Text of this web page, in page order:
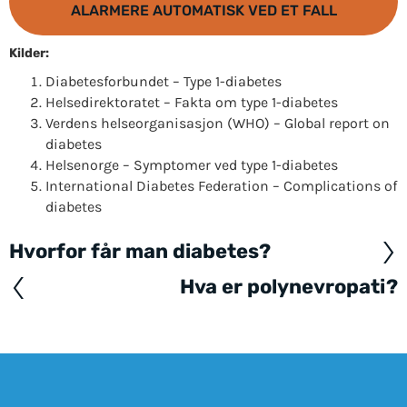
ALARMERE AUTOMATISK VED ET FALL
Kilder:
Diabetesforbundet – Type 1-diabetes
Helsedirektoratet – Fakta om type 1-diabetes
Verdens helseorganisasjon (WHO) – Global report on
diabetes
Helsenorge – Symptomer ved type 1-diabetes
International Diabetes Federation – Complications of
diabetes
Posts
navigation
Hvorfor får man diabetes?
Hva er polynevropati?